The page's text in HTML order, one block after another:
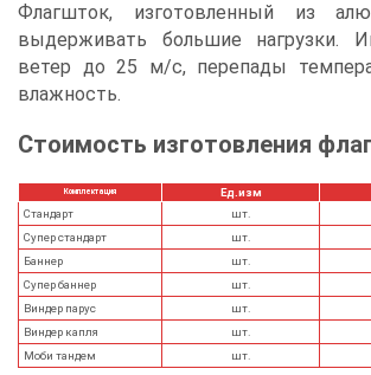
Флагшток, изготовленный из
выдерживать большие нагрузки.
ветер до 25 м/с, перепады
влажность.
Стоимость изготовления
Комплектация Ед.изм
Стандарт
шт.
Супер стандарт
шт.
Баннер
шт.
Супер баннер
шт.
Виндер парус
шт.
Виндер капля
шт.
Моби тандем
шт.